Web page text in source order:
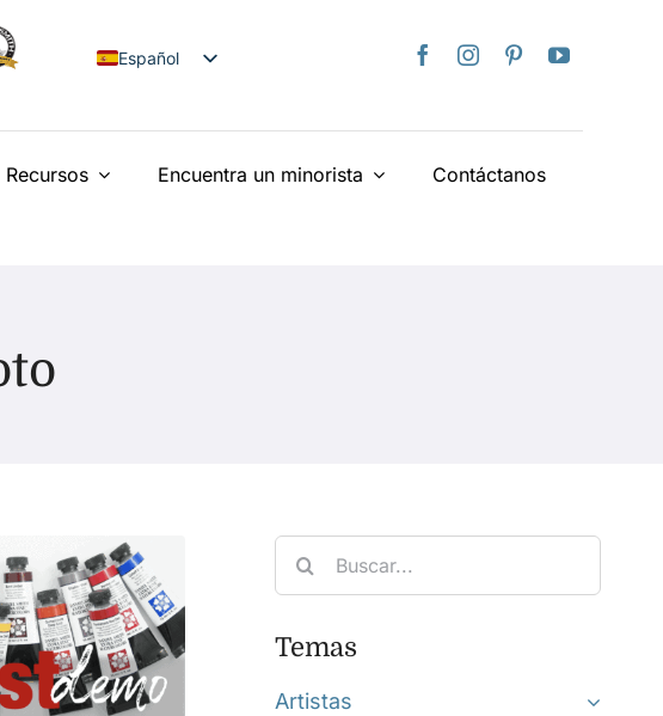
Español
日本語
Français
Recursos Encuentra un minorista
Contáctanos
Search
for:
Temas
Artistas